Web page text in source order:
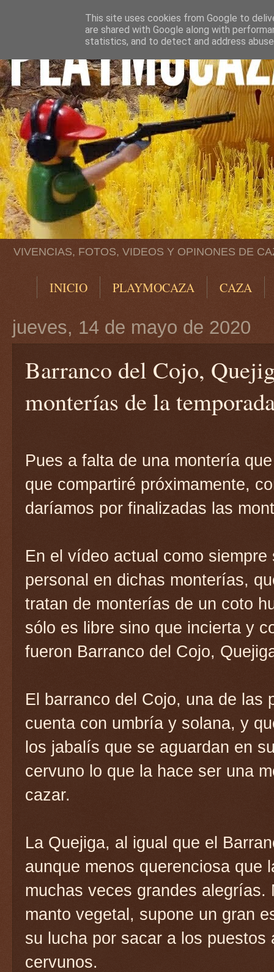
VIVENCIAS, FOTOS, VIDEOS Y OPINONES DE
INICIO PLAYMOCAZA CAZA
jueves, 14 de mayo de 2020
Barranco del Cojo,
monterías de la
Pues a falta de una montería
que compartiré próximamente,
daríamos por finalizadas las
En el vídeo actual como
personal en dichas monterías,
tratan de monterías de un coto
sólo es libre sino que incierta y
fueron Barranco del Cojo,
El barranco del Cojo, una de las
cuenta con umbría y solana, y
los jabalís que se aguardan en
cervuno lo que la hace ser una
cazar.
La Quejiga, al igual que el
aunque menos querenciosa que
muchas veces grandes
manto vegetal, supone un gran
su lucha por sacar a los puestos
cervunos.
This site uses cookies from Google to
are shared with Google along with
statistics, and to detect and address